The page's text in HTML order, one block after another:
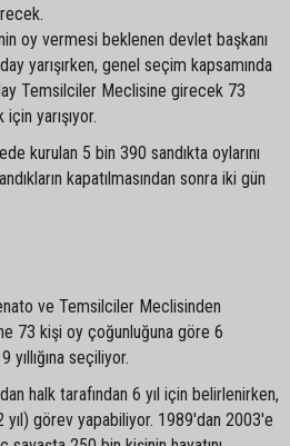
oy vermesi beklenen devlet başkanı
yarışırken, genel seçim kapsamında
Temsilciler Meclisine girecek 73
yarışıyor.
kurulan 5 bin 390 sandıkta oylarını
kapatılmasından sonra iki gün
ve Temsilciler Meclisinden
73 kişi oy çoğunluğuna göre 6
yıllığına seçiliyor.
halk tarafından 6 yıl için belirlenirken,
görev yapabiliyor. 1989'dan 2003'e